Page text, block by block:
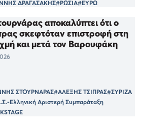
ΔΡΑΓΑΣΑΚΗΣ#ΡΩΣΙΑ#ΕΥΡΩ
αποκαλύπτει ότι ο
σκεφτόταν επιστροφή στη
και μετά τον Βαρουφάκη
ΣΤΟΥΡΝΑΡΑΣ#ΑΛΕΞΗΣ ΤΣΙΠΡΑΣ#ΣΥΡΙΖΑ
Ελληνική Αριστερή Συμπαράταξη